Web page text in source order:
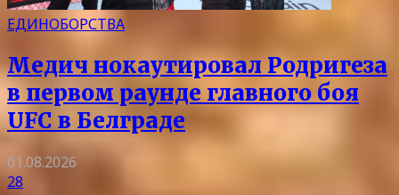
ЕДИНОБОРСТВА
Медич нокаутировал Родригеза
в первом раунде главного боя
UFC в Белграде
01.08.2026
28